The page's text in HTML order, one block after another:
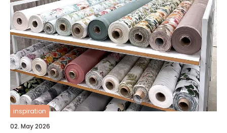
inspiration
02. May 2026